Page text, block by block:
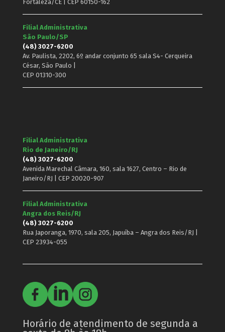
Fortaleza/CE | CEP 60150-162
Filial Administrativa
São Paulo/SP
(48) 3027-6200
Av. Paulista, 2202, 6º andar conjunto 65 sala S4- Cerqueira
César, São Paulo |
CEP 01310-300
Filial Administrativa
Rio de Janeiro/RJ
(48) 3027-6200
Avenida Marechal Câmara, 160, sala 1627, Centro – Rio de
Janeiro/RJ | CEP 20020-907
Filial Administrativa
Angra dos Reis/RJ
(48) 3027-6200
Rua Japoranga, 1970, sala 205, Japuíba – Angra dos Reis/RJ |
CEP 23934-055
Horário de atendimento de segunda a